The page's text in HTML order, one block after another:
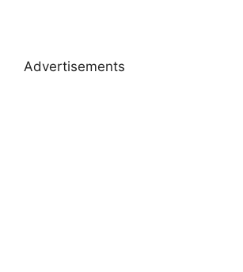
Advertisements